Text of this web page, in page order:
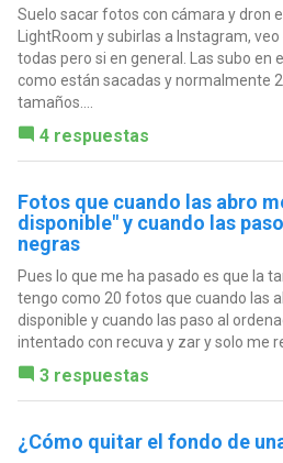
Suelo sacar fotos con cámara y dron
LightRoom y subirlas a Instagram,
todas pero si en general. Las subo en
como están sacadas y normalmente
tamaños....
4 respuestas
Fotos que cuando las abro
disponible" y cuando las
negras
Pues lo que me ha pasado es que la
tengo como 20 fotos que cuando las
disponible y cuando las paso al
intentado con recuva y zar y solo me
3 respuestas
¿Cómo quitar el fondo de